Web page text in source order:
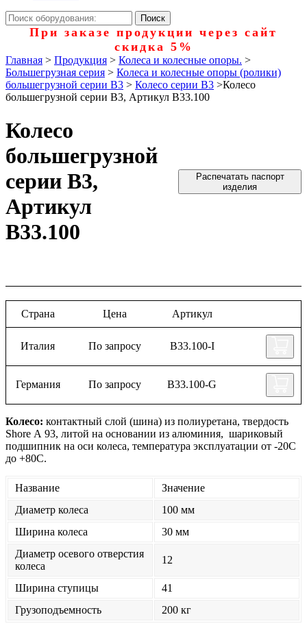
При заказе продукции через сайт
скидка 5%
Главная > Продукция > Колеса и колесные опоры. >
Большегрузная серия > Колеса и колесные опоры (ролики)
большегрузной серии В3 > Колесо серии B3 >Колесо
большегрузной серии B3, Артикул B33.100
Колесо
большегрузной
серии B3,
Артикул
B33.100
Распечатать паспорт
изделия
Колесо: контактный слой (шина) из полиуретана, твердость
Shore А 93, литой на основании из алюминия, шариковый
подшипник на оси колеса, температура эксплуатации от -20С
до +80С.
Название
Значение
Диаметр колеса
100 мм
Ширина колеса
30 мм
Диаметр осевого отверстия
колеса
12
Ширина ступицы
41
Грузоподъемность
200 кг
Страна Цена Артикул
Италия По запросу B33.100-I
Германия По запросу B33.100-G